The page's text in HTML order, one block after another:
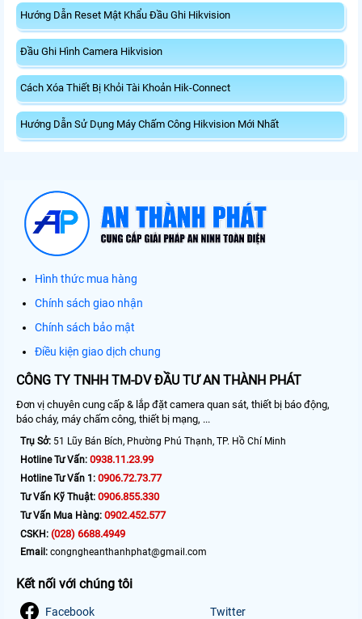
Hướng Dẫn Reset Mật Khẩu Đầu Ghi Hikvision
Đầu Ghi Hình Camera Hikvision
Cách Xóa Thiết Bị Khỏi Tài Khoản Hik-Connect
Hướng Dẫn Sử Dụng Máy Chấm Công Hikvision Mới Nhất
Hình thức mua hàng
Chính sách giao nhận
Chính sách bảo mật
Điều kiện giao dịch chung
CÔNG TY TNHH TM-DV ĐẦU TƯ AN THÀNH PHÁT
Đơn vị chuyên cung cấp & lắp đặt camera quan sát, thiết bị báo động,
báo cháy, máy chấm công, thiết bị mạng, ...
Trụ Sở: 51 Lũy Bán Bích, Phường Phú Thạnh, TP. Hồ Chí Minh
Hotline Tư Vấn: 0938.11.23.99
Hotline Tư Vấn 1: 0906.72.73.77
Tư Vấn Kỹ Thuật: 0906.855.330
Tư Vấn Mua Hàng: 0902.452.577
CSKH: (028) 6688.4949
Email: congngheanthanhphat@gmail.com
Kết nối với chúng tôi
Facebook Twitter